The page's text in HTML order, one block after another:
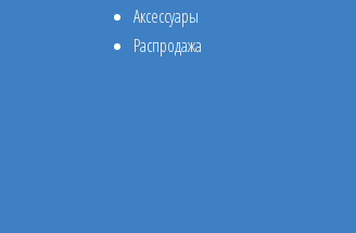
Аксессуары
Распродажа